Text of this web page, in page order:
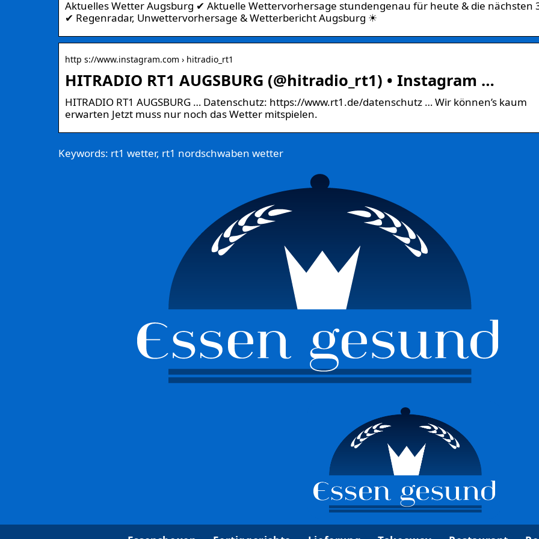
Aktuelles Wetter Augsburg ✔ Aktuelle Wettervorhersage stundengenau für heute & die nächsten
✔ Regenradar, Unwettervorhersage & Wetterbericht Augsburg ☀
http s://www.instagram.com › hitradio_rt1
HITRADIO RT1 AUGSBURG (@hitradio_rt1) • Instagram …
HITRADIO RT1 AUGSBURG … Datenschutz: https://www.rt1.de/datenschutz … Wir können’s kaum
erwarten Jetzt muss nur noch das Wetter mitspielen.
Keywords: rt1 wetter, rt1 nordschwaben wetter
Beautyforum.dk Tun